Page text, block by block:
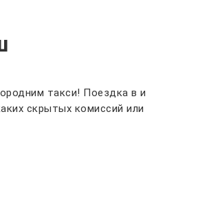
такси! Поездка в и
скрытых комиссий или